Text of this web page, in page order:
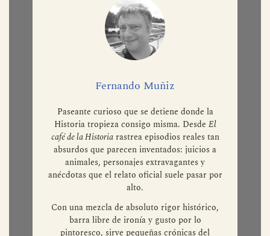
Fernando Muñiz
Paseante curioso que se detiene donde la
Historia tropieza consigo misma. Desde El
café de la Historiarastrea episodios reales tan
absurdos que parecen inventados: juicios a
animales, personajes extravagantes y
anécdotas que el relato oficial suele pasar por
alto.
Con una mezcla de absoluto rigor histórico,
barra libre de ironía y gusto por lo
pintoresco, sirve pequeñas crónicas del